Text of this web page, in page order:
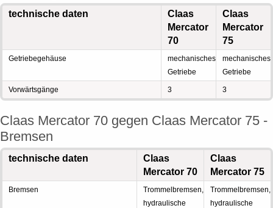
technische daten
Claas
Mercator
70
Claas
Mercator
75
Getriebegehäuse
mechanisches
Getriebe
mechanisches
Getriebe
Vorwärtsgänge 3 3
Claas Mercator 70 gegen Claas Mercator 75 -
Bremsen
technische daten
Claas
Mercator 70
Claas
Mercator 75
Bremsen
Trommelbremsen,
hydraulische
Trommelbremsen,
hydraulische